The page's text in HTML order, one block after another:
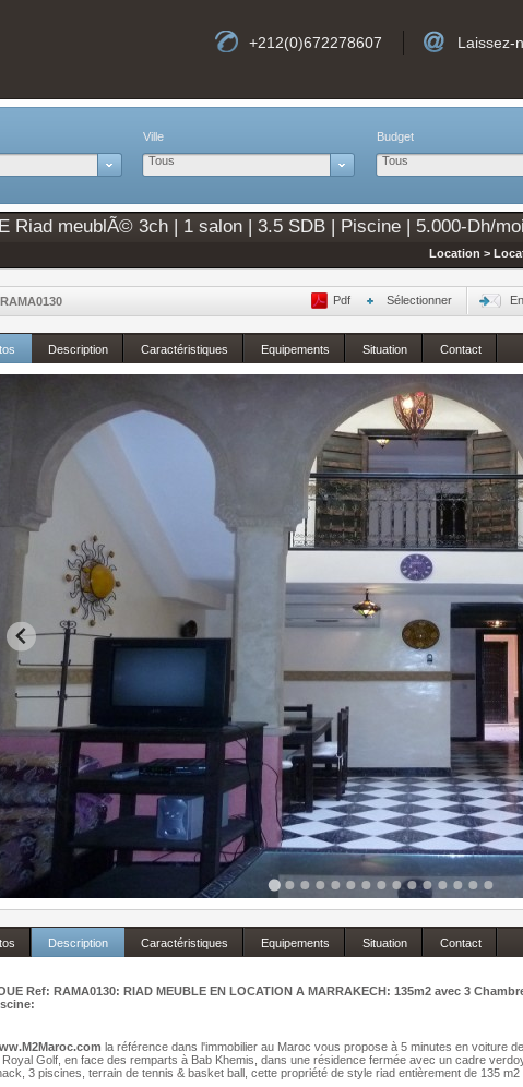
+212(0)672278607 Laissez-
Ville
Tous
Budget
Tous
Riad meublÃ© 3ch | 1 salon | 3.5 SDB | Piscine | 5.000-Dh/
Location >
Pdf Sélectionner
Description Caractéristiques Equipements Situation Contact
Description Caractéristiques Equipements Situation Contact
Ref: RAMA0130: RIAD MEUBLE EN LOCATION A MARRAKECH: 135m2 avec 3
la référence dans l'immobilier au Maroc vous propose à 5 minutes en voiture
Royal Golf, en face des remparts à Bab Khemis, dans une résidence fermée avec un cadre
3 piscines, terrain de tennis & basket ball, cette propriété de style riad entièrement de 135